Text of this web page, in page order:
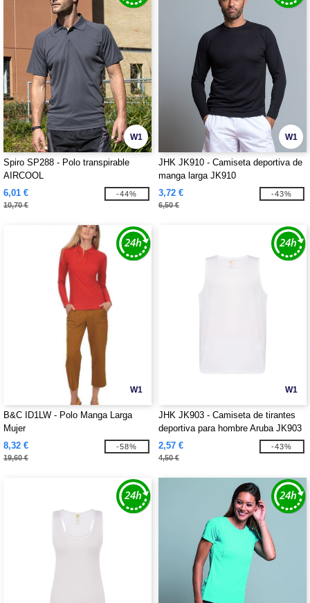
W1
Spiro SP288 - Polo transpirable
AIRCOOL
6,01 €
10,70 €
-44%
W1
JHK JK910 - Camiseta deportiva de
manga larga JK910
3,72 €
6,50 €
-43%
W1
B&C ID1LW - Polo Manga Larga
Mujer
8,32 €
19,60 €
-58%
W1
JHK JK903 - Camiseta de tirantes
deportiva para hombre Aruba JK903
2,57 €
4,50 €
-43%